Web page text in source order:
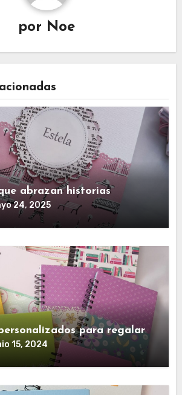
por Noe
abrazan historias
24, 2025
para regalar
15, 2024